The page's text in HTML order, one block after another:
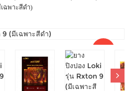
ฉพาะสีดำ)